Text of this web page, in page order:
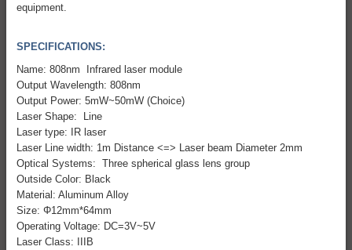
equipment.
SPECIFICATIONS:
Name: 808nm Infrared laser module
Output Wavelength: 808nm
Output Power: 5mW~50mW (Choice)
Laser Shape: Line
Laser type: IR laser
Laser Line width: 1m Distance <=> Laser beam Diameter 2mm
Optical Systems: Three spherical glass lens group
Outside Color: Black
Material: Aluminum Alloy
Size: Φ12mm*64mm
Operating Voltage: DC=3V~5V
Laser Class: IIIB